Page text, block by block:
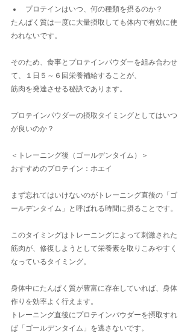
プロテインはいつ、何の種類を摂るのか？
たんぱく質は一度に大量摂取しても体内で有効に使
われないです。
そのため、食事とプロテインパウダーを組み合わせ
て、１日５～６回栄養補給することが、
筋肉を発達させる秘訣であります。
プロテインパウダーの摂取タイミングとしてはいつ
が良いのか？
＜トレーニング後（ゴールデンタイム）＞
おすすめのプロテイン：ホエイ
まず忘れてはいけないのがトレーニング直後の「ゴ
ールデンタイム」と呼ばれる時間に摂ることです。
このタイミングはトレーニングによって刺激された
筋肉が、修復しようとして栄養素を取りこみやすく
なっているタイミング。
身体中にたんぱく質が豊富に存在していれば、身体
作りを効率よく行えます。
トレーニング直後にプロテインパウダーを摂取すれ
ば「ゴールデンタイム」を逃さないです。